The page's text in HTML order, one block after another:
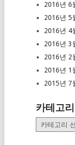
2016년 6
2016년 5
2016년 4
2016년 3
2016년 2
2016년 1
2015년 7
카테고리
카
테